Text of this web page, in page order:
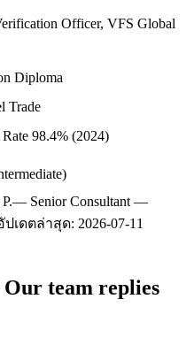
Officer, VFS Global
Diploma
Trade
98.4% (2024)
— Senior Consultant —
ปเดตล่าสุด: 2026-07-11
team replies